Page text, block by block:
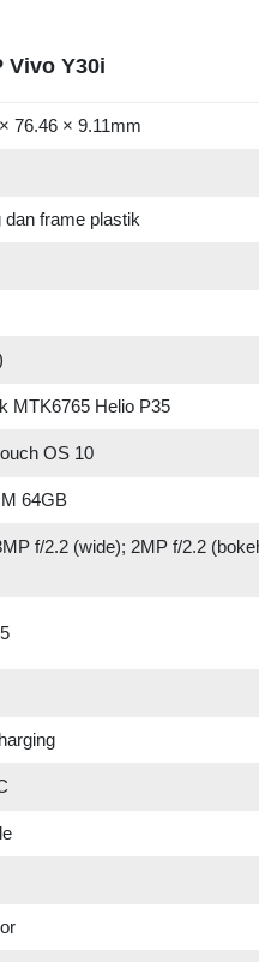
Vivo Y30i
76.46 × 9.11mm
dan frame plastik
MTK6765 Helio P35
OS 10
64GB
f/2.2 (wide); 2MP f/2.2